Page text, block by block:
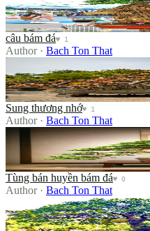
câu bám đá♥ 1
Author· Bach Ton That
Sung thương nhớ♥ 1
Author· Bach Ton That
Tùng bán huyền bám đá
Tùng bán huyền bám đá♥ 0
Author· Bach Ton That
Bonsai mít